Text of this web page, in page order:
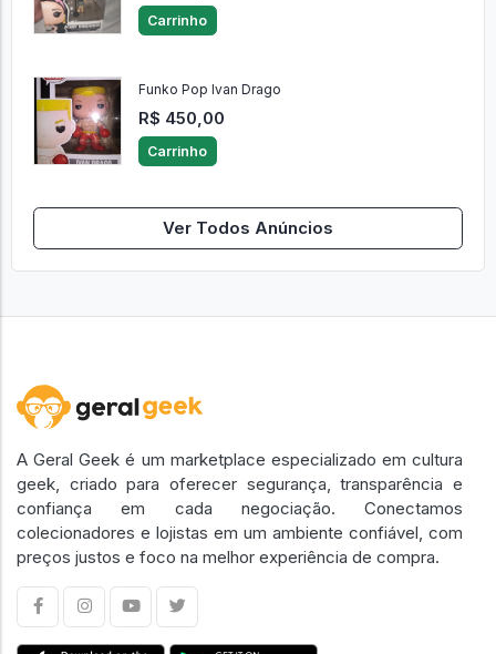
Carrinho
Funko Pop Ivan Drago
R$ 450,00
Carrinho
Ver Todos Anúncios
A Geral Geek é um marketplace especializado em cultura
geek, criado para oferecer segurança, transparência e
confiança em cada negociação. Conectamos
colecionadores e lojistas em um ambiente confiável, com
preços justos e foco na melhor experiência de compra.